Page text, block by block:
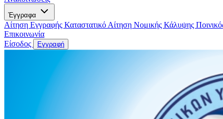
Έγγραφα
Αίτηση Εγγραφής Καταστατικό Αίτηση Νομικής Κάλυψης
Επικοινωνία
Είσοδος
Εγγραφή